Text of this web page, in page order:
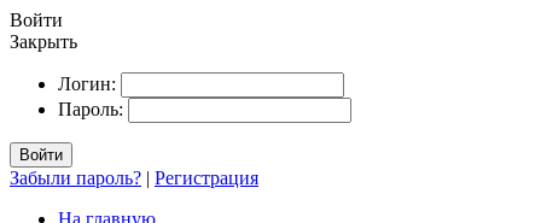
Войти
Закрыть
Логин:
Пароль:
Войти
Забыли пароль? | Регистрация
На главную